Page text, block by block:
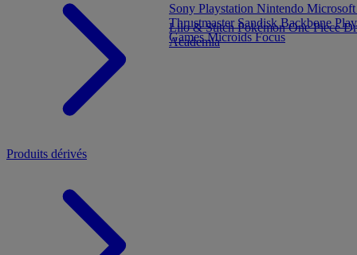
Sony Playstation Nintendo
Thrustmaster SandiskBackbone
GamesMicroidsFocus
Produits dérivés
Lilo & StitchPokémonOne Piece
Academia